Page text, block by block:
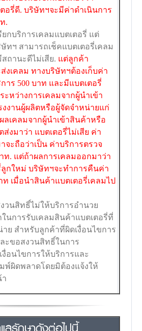
อรี่ดี. บริษัทฯจะมีค่าดำเนินการ
.
กบริการเคลมแบตเตอรี่ แต่
ทฯ สามารถเช็คแบตเตอรี่เคลม
ถานะดีไม่เสีย. แต่ลูกค้า
งเคลม ทางบริษัทฯต้องเก็บค่า
าร 500 บาท และมีแบตเตอรี่
ะหว่างการเคลมจากผู้นำเข้า
งานผู้ผลิตหรือผู้จัดจำหน่ายแก่
ลเคลมจากผู้นำเข้าสินค้าหรือ
ส่งมาว่า แบตเตอรี่ไม่เสีย ค่า
จะถือว่าเป็น ค่าบริการตรวจ
ท. แต่ถ้าผลการเคลมออกมาว่า
ลูกใหม่ บริษัทฯจะทำการคืนค่า
ท เมื่อนำสินค้าแบตเตอรี่เคลมไป
วนสิทธิ์ไม่ให้บริการอำนวย
นการรับเคลมสินค้าแบตเตอรี่ที่
ย สำหรับลูกค้าที่ผิดเงื่อนไขการ
ะขอสงวนสิทธิ์ในการ
งื่อนไขการให้บริการและ
พ์ผิดพลาดโดยมิต้องแจ้งให้